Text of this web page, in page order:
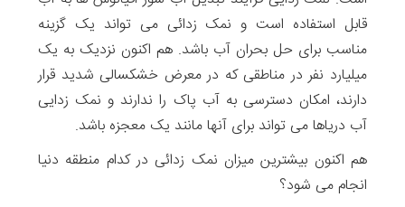
قابل استفاده است و نمک زدائی می تواند یک گزینه
مناسب برای حل بحران آب باشد. هم اکنون نزدیک به یک
میلیارد نفر در مناطقی که در معرض خشکسالی شدید قرار
دارند، امکان دسترسی به آب پاک را ندارند و نمک زدایی
آب دریاها می تواند برای آنها مانند یک معجزه باشد.
هم اکنون بیشترین میزان نمک زدائی در کدام منطقه دنیا
انجام می شود؟